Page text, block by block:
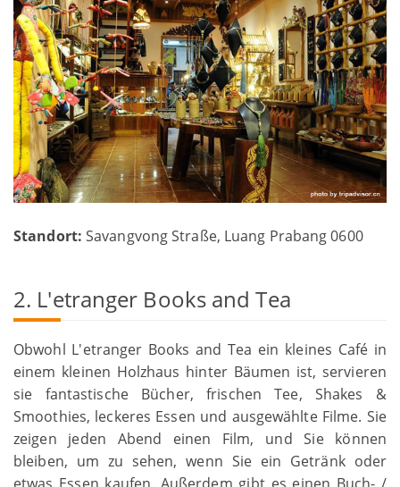
Standort: Savangvong Straße, Luang Prabang 0600
2. L'etranger Books and Tea
Obwohl L'etranger Books and Tea ein kleines Café in
einem kleinen Holzhaus hinter Bäumen ist, servieren
sie fantastische Bücher, frischen Tee, Shakes &
Smoothies, leckeres Essen und ausgewählte Filme. Sie
zeigen jeden Abend einen Film, und Sie können
bleiben, um zu sehen, wenn Sie ein Getränk oder
etwas Essen kaufen. Außerdem gibt es einen Buch- /